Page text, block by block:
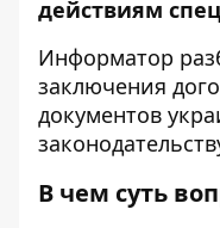
действиям
Информатор
заключения
документов
В чем суть